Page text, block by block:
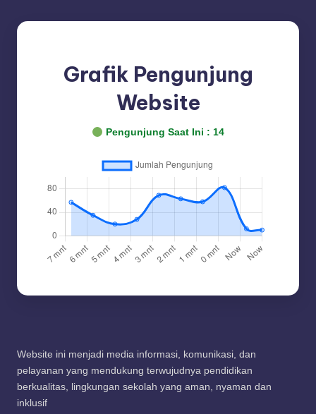
Grafik Pengunjung
Website
Pengunjung Saat Ini : 14
Website ini menjadi media informasi, komunikasi, dan
pelayanan yang mendukung terwujudnya pendidikan
berkualitas, lingkungan sekolah yang aman, nyaman dan
inklusif